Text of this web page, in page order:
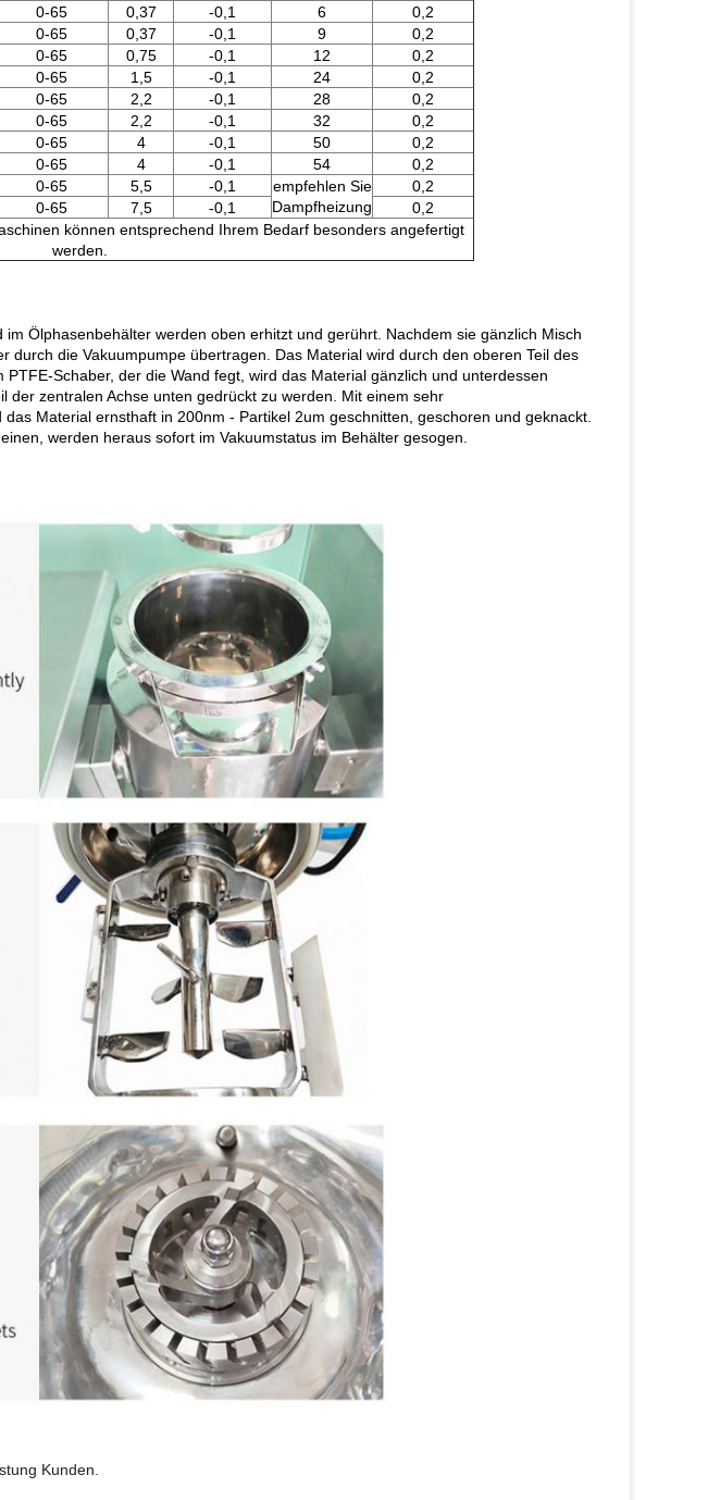
0-65 0,37 -0,1 6
0,2
0-65 0,37 -0,1 9
0,2
0-65 0,75 -0,1 12
0,2
0-65 1,5 -0,1 24
0,2
0-65 2,2 -0,1 28
0,2
0-65 2,2 -0,1 32
0,2
0-65 4 -0,1 50
0,2
0-65 4 -0,1 54
0,2
0-65 5,5 -0,1
empfehlen Sie
Dampfheizung
0,2
0-65 7,5 -0,1
0,2
können entsprechend Ihrem Bedarf besonders angefertigt
werden.
Ölphasenbehälter werden oben erhitzt und gerührt. Nachdem sie gänzlich Misch
durch die Vakuumpumpe übertragen. Das Material wird durch den oberen Teil des
Schaber, der die Wand fegt, wird das Material gänzlich und unterdessen
der zentralen Achse unten gedrückt zu werden. Mit einem sehr
Material ernsthaft in 200nm - Partikel 2um geschnitten, geschoren und geknackt.
werden heraus sofort im Vakuumstatus im Behälter gesogen.
Kunden.